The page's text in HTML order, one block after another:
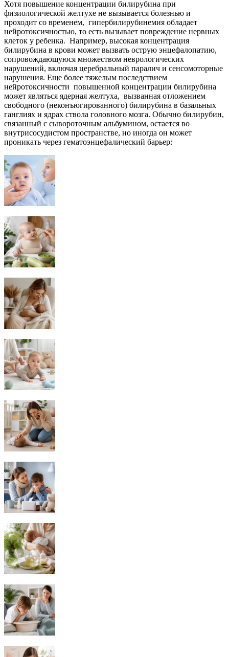
Хотя повышение концентрации билирубина при
физиологической желтухе не вызывается болезнью и
проходит со временем, гипербилирубинемия обладает
нейротоксичностью, то есть вызывает повреждение нервных
клеток у ребенка. Например, высокая концентрация
билирубина в крови может вызвать острую энцефалопатию,
сопровождающуюся множеством неврологических
нарушений, включая церебральный паралич и сенсомоторные
нарушения. Еще более тяжелым последствием
нейротоксичности повышенной концентрации билирубина
может являться ядерная желтуха, вызванная отложением
свободного (неконъюгированного) билирубина в базальных
ганглиях и ядрах ствола головного мозга. Обычно билирубин,
связанный с сывороточным альбумином, остается во
внутрисосудистом пространстве, но иногда он может
проникать через гематоэнцефалический барьер: